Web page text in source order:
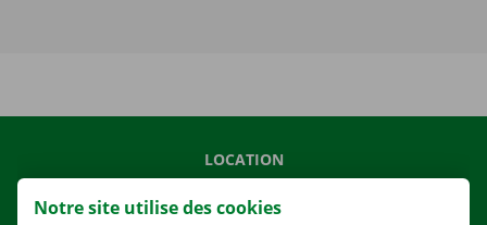
LOCATION
Notre site utilise des cookies